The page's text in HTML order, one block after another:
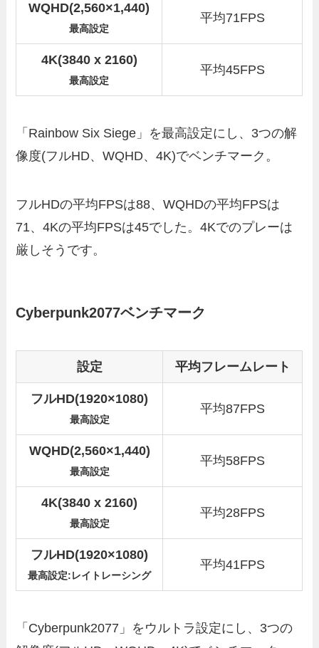
WQHD(2,560×1,440)
最高設定
平均71FPS
4K(3840 x 2160)
最高設定
平均45FPS
「Rainbow Six Siege」を最高設定にし、3つの解
像度(フルHD、WQHD、4K)でベンチマーク。
フルHDの平均FPSは88、WQHDの平均FPSは
71、4Kの平均FPSは45でした。4Kでのプレーは
厳しそうです。
Cyberpunk2077ベンチマーク
設定 平均フレームレート
フルHD(1920×1080)
最高設定
平均87FPS
WQHD(2,560×1,440)
最高設定
平均58FPS
4K(3840 x 2160)
最高設定
平均28FPS
フルHD(1920×1080)
最高設定:レイトレーシング
平均41FPS
「Cyberpunk2077」をウルトラ設定にし、3つの